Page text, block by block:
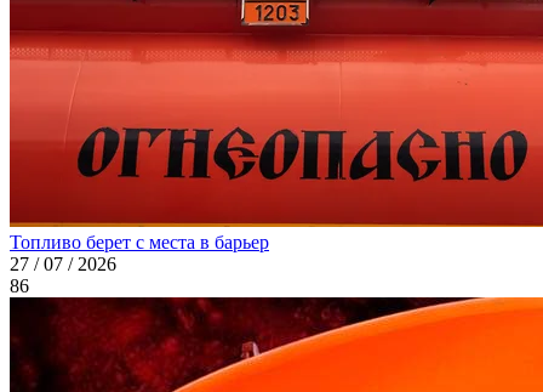
Топливо берет с места в барьер
27 / 07 / 2026
86